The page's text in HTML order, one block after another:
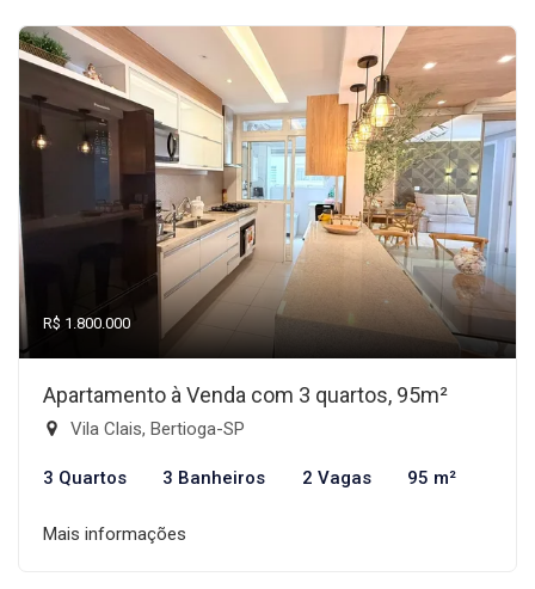
R$ 1.800.000
Apartamento à Venda com 3 quartos, 95m²
Vila Clais, Bertioga-SP
3 Quartos 3 Banheiros 2 Vagas 95 m²
Mais informações